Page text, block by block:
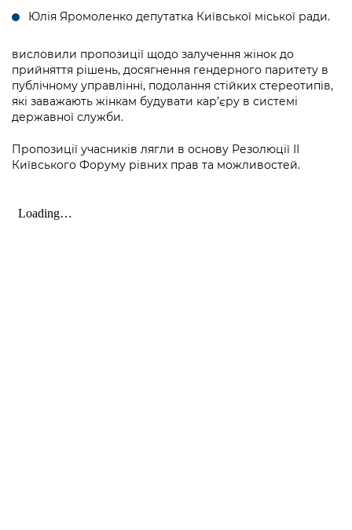
Юлія Яромоленко депутатка Київської міської ради.
висловили пропозиції щодо залучення жінок до
прийняття рішень, досягнення гендерного паритету в
публічному управлінні, подолання стійких стереотипів,
які заважають жінкам будувати кар’єру в системі
державної служби.
Пропозиції учасників лягли в основу Резолюції ІІ
Київського Форуму рівних прав та можливостей.